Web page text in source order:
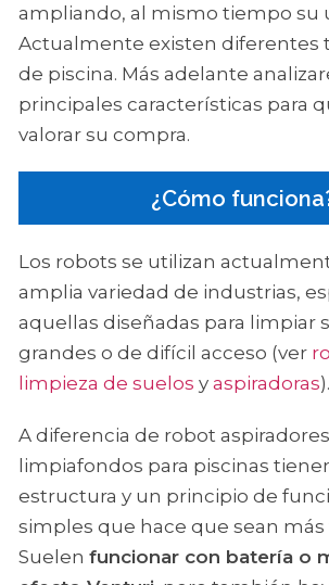
ampliando, al mismo tiempo su
Actualmente existen diferentes
de piscina. Más adelante
principales características para
valorar su compra.
¿Cómo
Los robots se utilizan
amplia variedad de industrias,
aquellas diseñadas para limpiar
grandes o de difícil acceso (ver
limpieza de suelos y aspiradoras).
A diferencia de robot
limpiafondos para piscinas
estructura y un principio de
simples que hace que sean más
Suelen funcionar con batería o